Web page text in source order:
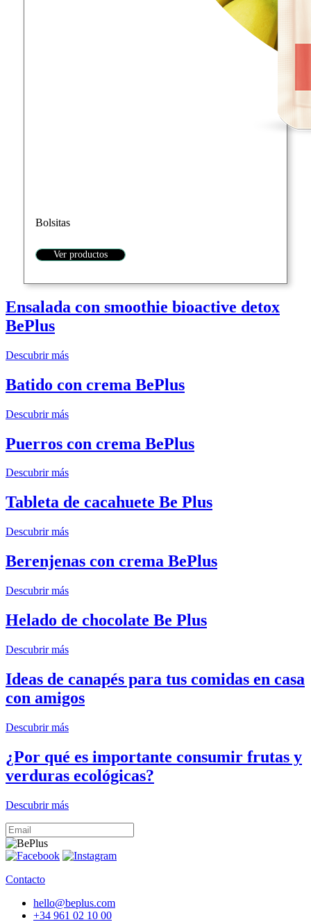
Bolsitas
Ver productos
Ensalada con smoothie bioactive detox
BePlus
Descubrir más
Batido con crema BePlus
Descubrir más
Puerros con crema BePlus
Descubrir más
Tableta de cacahuete Be Plus
Descubrir más
Berenjenas con crema BePlus
Descubrir más
Helado de chocolate Be Plus
Descubrir más
Ideas de canapés para tus comidas en casa
con amigos
Descubrir más
¿Por qué es importante consumir frutas y
verduras ecológicas?
Descubrir más
Contacto
hello@beplus.com
+34 961 02 10 00